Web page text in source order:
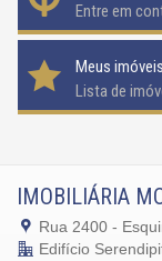
Entre em
Meus
Lista de
IMOBILIÁRIA
Rua 2400 -
Edifício